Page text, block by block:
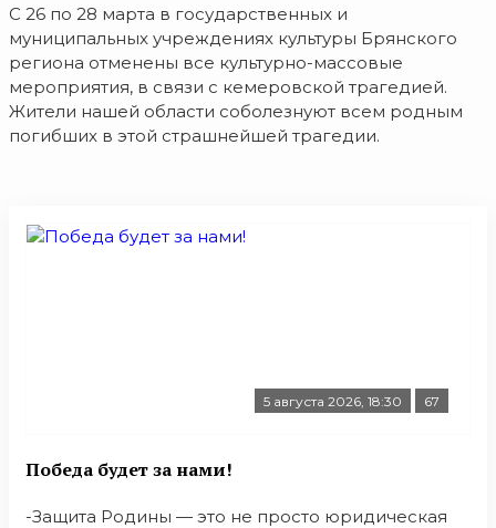
С 26 по 28 марта в государственных и
муниципальных учреждениях культуры Брянского
региона отменены все культурно-массовые
мероприятия, в связи с кемеровской трагедией.
Жители нашей области соболезнуют всем родным
погибших в этой страшнейшей трагедии.
5 августа 2026, 18:30 67
Победа будет за нами!
-Защита Родины — это не просто юридическая